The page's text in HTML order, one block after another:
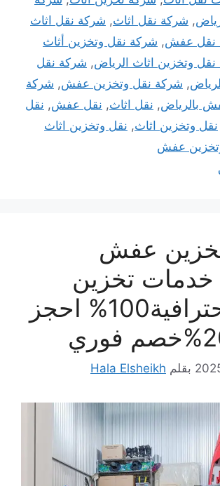
, شركة نقل اثاث, شركة نقل اثاث
نقل عفش, شركة نقل وتخزين أثاث
وتخزين اثاث الرياض, شركة نقل
, شركة نقل وتخزين عفش, شركة
بالرياض, نقل اثاث, نقل عفش, نقل
نقل وتخزين اثاث, نقل وتخزين اثاث
عفش
عفش
خدمات تخزين
اثاث باحترافية100% احجز
بقلم Hala Elsheikh